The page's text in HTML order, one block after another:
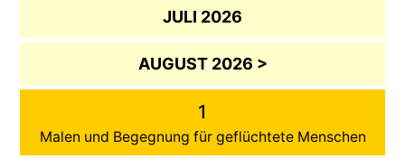
JULI 2026
AUGUST 2026 >
1
Malen und Begegnung für geflüchtete Menschen